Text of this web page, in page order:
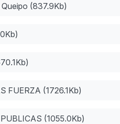
(837.9Kb)
FUERZA (1726.1Kb)
(1055.0Kb)